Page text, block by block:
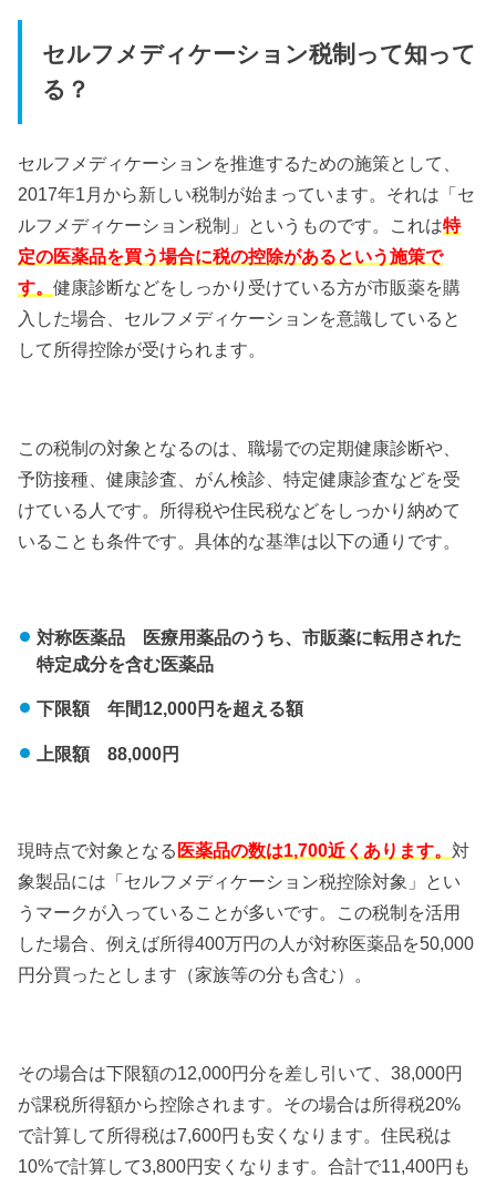
セルフメディケーション税制って知って
る？
セルフメディケーションを推進するための施策として、
2017年1月から新しい税制が始まっています。それは「セ
ルフメディケーション税制」というものです。これは特
定の医薬品を買う場合に税の控除があるという施策で
す。健康診断などをしっかり受けている方が市販薬を購
入した場合、セルフメディケーションを意識していると
して所得控除が受けられます。
この税制の対象となるのは、職場での定期健康診断や、
予防接種、健康診査、がん検診、特定健康診査などを受
けている人です。所得税や住民税などをしっかり納めて
いることも条件です。具体的な基準は以下の通りです。
対称医薬品 医療用薬品のうち、市販薬に転用された
特定成分を含む医薬品
下限額 年間12,000円を超える額
上限額 88,000円
現時点で対象となる 医薬品の数は1,700近くあります。 対
象製品には「セルフメディケーション税控除対象」とい
うマークが入っていることが多いです。この税制を活用
した場合、例えば所得400万円の人が対称医薬品を50,000
円分買ったとします（家族等の分も含む）。
その場合は下限額の12,000円分を差し引いて、38,000円
が課税所得額から控除されます。その場合は所得税20%
で計算して所得税は7,600円も安くなります。住民税は
10%で計算して3,800円安くなります。合計で11,400円も